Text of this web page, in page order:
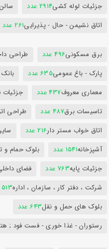
جزئیات لوله کشی2914 عدد
اتاق نشیمن - حال - پذیرایی261 عدد
برق مسکونی496 عدد طراحی
پارک - باغ عمومی635 عدد
معماری معروف437 عدد
تاسیسات برق487 عدد طراحی
اتاق خواب مستر دار216 عدد
آشپزخانه1541 عدد بلوک حمام و
جزئیات پایه763 عدد فضای
شرکت ، دفتر کار ، سازمان ، اداره513 عدد
بلوک های حمل و نقل643 عدد
رستوران - غذا خوری - فست فود ;